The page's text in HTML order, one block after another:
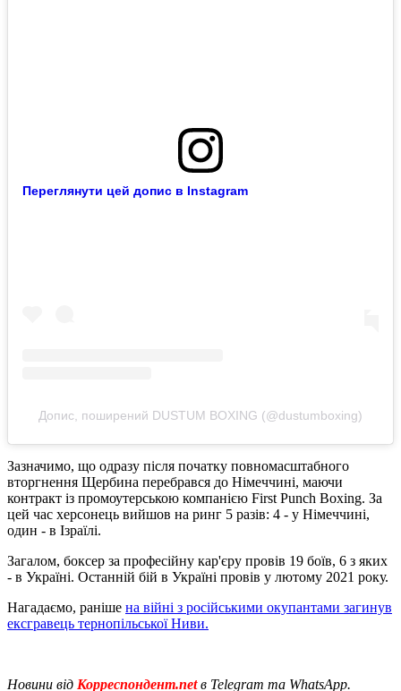
Переглянути цей допис в Instagram
Допис, поширений DUSTUM BOXING (@dustumboxing)
Зазначимо, що одразу після початку повномасштабного
вторгнення Щербина перебрався до Німеччині, маючи
контракт із промоутерською компанією First Punch Boxing. За
цей час херсонець вийшов на ринг 5 разів: 4 - у Німеччині,
один - в Ізраїлі.
Загалом, боксер за професійну кар'єру провів 19 боїв, 6 з яких
- в Україні. Останній бій в Україні провів у лютому 2021 року.
Нагадаємо, раніше на війні з російськими окупантами загинув
ексгравець тернопільської Ниви.
Новини від Корреспондент.netв Telegram та WhatsApp.